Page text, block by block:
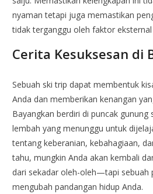
nyaman tetapi juga memastikan
tidak terganggu oleh faktor
Cerita Kesuksesan di
Sebuah ski trip dapat membentuk
Anda dan memberikan kenangan
Bayangkan berdiri di puncak gunung
lembah yang menunggu untuk
tentang keberanian, kebahagiaan,
tahu, mungkin Anda akan kembali
dari sekadar oleh-oleh—tapi sebuah
mengubah pandangan hidup Anda.